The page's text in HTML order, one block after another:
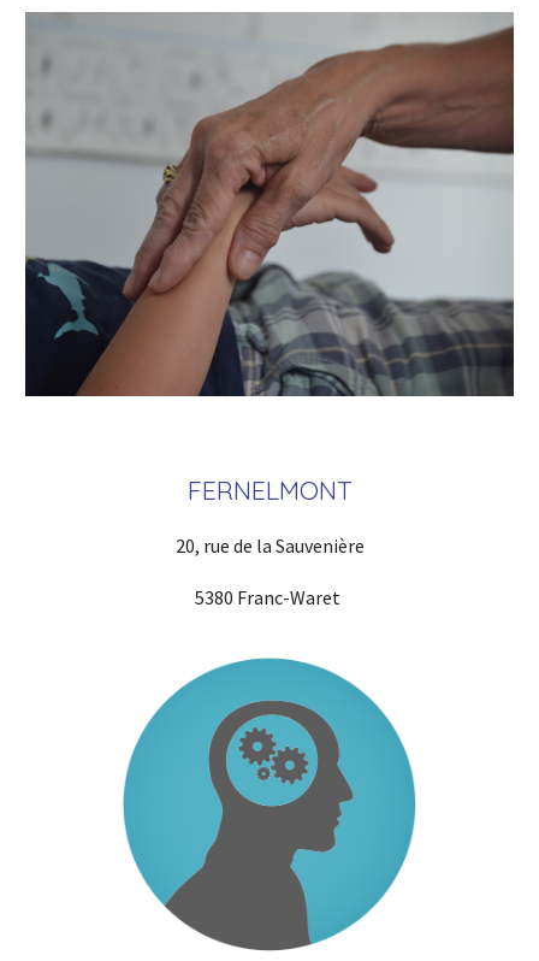
FERNELMONT
20, rue de la Sauvenière
5380 Franc-Waret